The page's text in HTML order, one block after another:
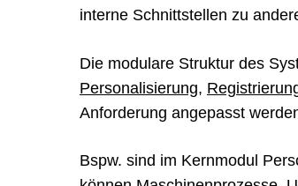
interne Schnittstellen zu
Die modulare Struktur des
Personalisierung,
Anforderung angepasst
Bspw. sind im Kernmodul